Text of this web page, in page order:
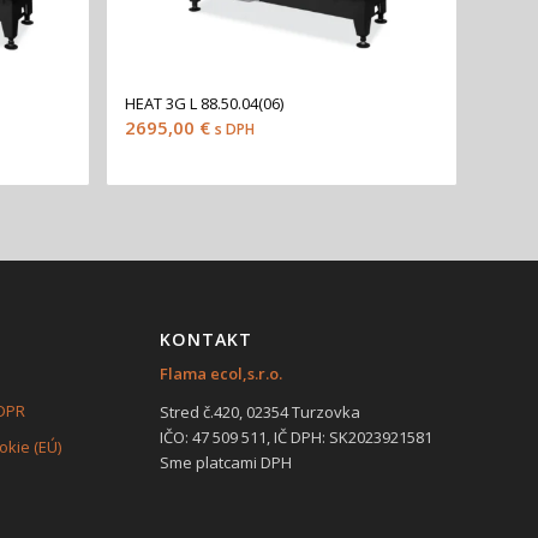
HEAT 3G L 88.50.04(06)
2695,00 € s DPH
(EÚ)
KONTAKT
Flama ecol,s.r.o.
Stred č.420, 02354 Turzovka
IČO: 47 509 511, IČ DPH: SK2023921581
Sme platcami DPH